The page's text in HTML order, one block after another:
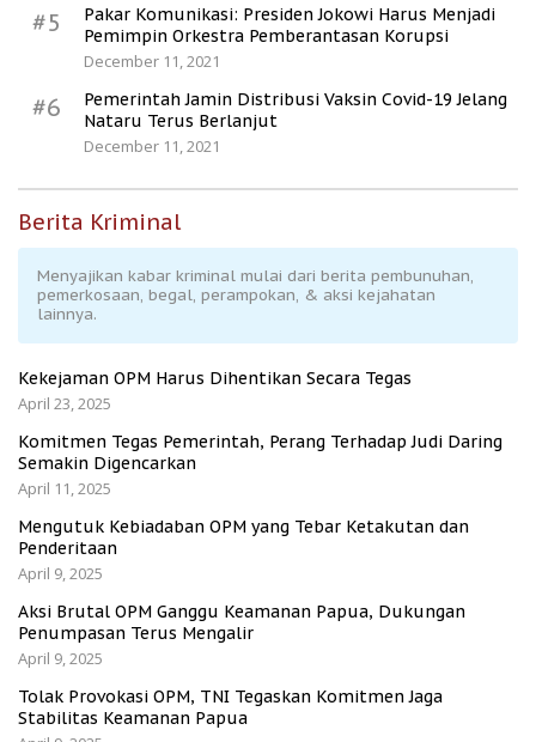
#5
Pakar Komunikasi: Presiden Jokowi Harus Menjadi
Pemimpin Orkestra Pemberantasan Korupsi
December 11, 2021
#6
Pemerintah Jamin Distribusi Vaksin Covid-19 Jelang
Nataru Terus Berlanjut
December 11, 2021
Berita Kriminal
Menyajikan kabar kriminal mulai dari berita pembunuhan,
pemerkosaan, begal, perampokan, & aksi kejahatan
lainnya.
Kekejaman OPM Harus Dihentikan Secara Tegas
April 23, 2025
Komitmen Tegas Pemerintah, Perang Terhadap Judi Daring
Semakin Digencarkan
April 11, 2025
Mengutuk Kebiadaban OPM yang Tebar Ketakutan dan
Penderitaan
April 9, 2025
Aksi Brutal OPM Ganggu Keamanan Papua, Dukungan
Penumpasan Terus Mengalir
April 9, 2025
Tolak Provokasi OPM, TNI Tegaskan Komitmen Jaga
Stabilitas Keamanan Papua